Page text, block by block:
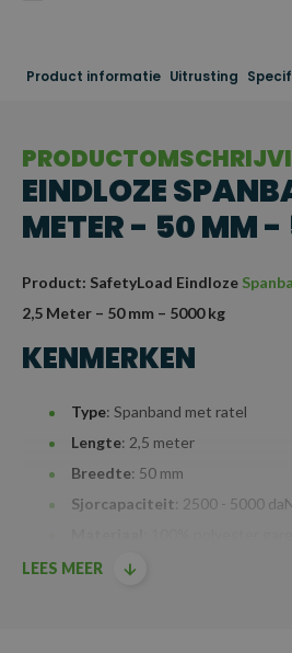
Product informatie Uitrusting
EINDLOZE
METER - 50 MM
Product: SafetyLoad Eindloze
2,5 Meter – 50 mm – 5000 kg
KENMERKEN
Type: Spanband met ratel
Lengte: 2,5 meter
Breedte: 50 mm
Sjorcapaciteit: 2500 - 5000
Mechanisme
LEES MEER